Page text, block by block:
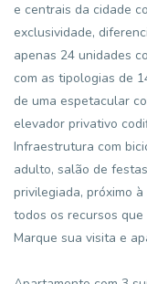
e centrais da cidade
exclusividade,
apenas 24 unidades
com as tipologias de
de uma espetacular
elevador privativo
Infraestrutura com
adulto, salão de
privilegiada, próximo
todos os recursos
Marque sua visita e